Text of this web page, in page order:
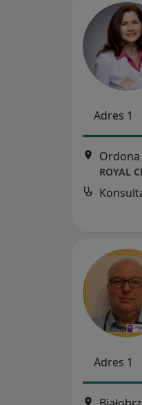
Adres 1
Ordona
ROYAL
Adres 1